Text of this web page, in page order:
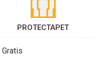
PROTECTAPET
Gratis